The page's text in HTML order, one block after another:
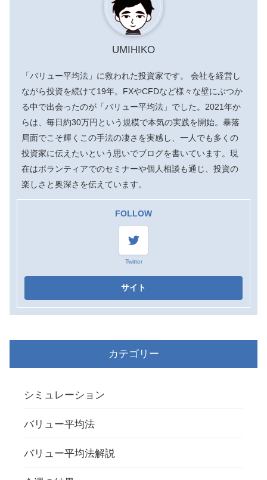
UMIHIKO
「バリュー平均法」に救われた投資家です。 会社を経営し
ながら投資を続けて19年。FXやCFDなど様々な壁にぶつか
る中で出会ったのが「バリュー平均法」でした。2021年か
らは、毎日約30万円という規模で本気の実践を開始。暴落
局面でこそ輝くこの手法の凄さを実感し、一人でも多くの
投資家に伝えたいという思いでブログを書いています。現
在はボランティアでのセミナーや個人相談も通じ、投資の
楽しさと奥深さを伝えています。
FOLLOW
Twitter
カテゴリー
シミュレーション
バリュー平均法
バリュー平均法解説